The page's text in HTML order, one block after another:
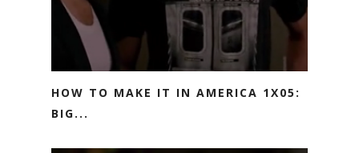
HOW TO MAKE IT IN AMERICA 1X05:
BIG...